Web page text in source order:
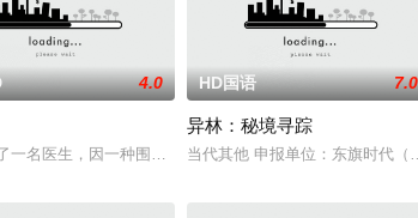
4.0
一名医生，因一种围绕“废用身”——因瘫痪等原因已无恢
HD国语 7.0
异林：秘境寻踪
当代其他 申报单位：东旗时代（